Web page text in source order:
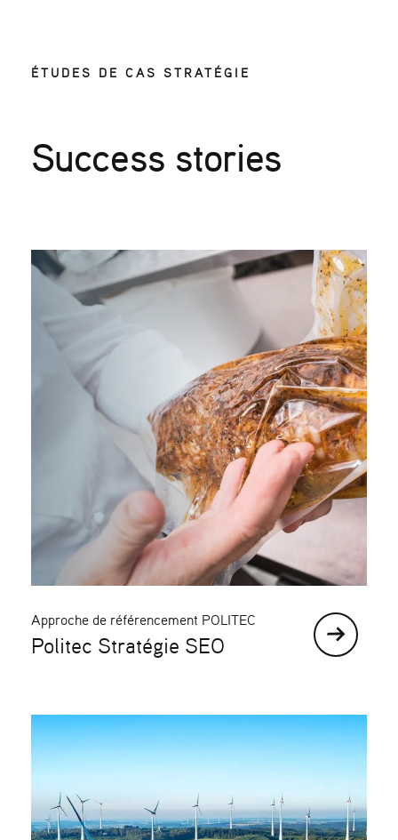
ÉTUDES DE CAS STRATÉGIE
Success stories
Approche de référencement POLITEC
Politec Stratégie SEO